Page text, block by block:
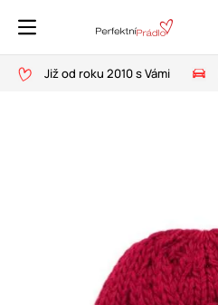
Již od roku 2010 s Vámi